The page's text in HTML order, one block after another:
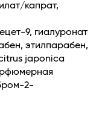
капрат,
9, гиалуронат
этилпарабен,
japonica
2-